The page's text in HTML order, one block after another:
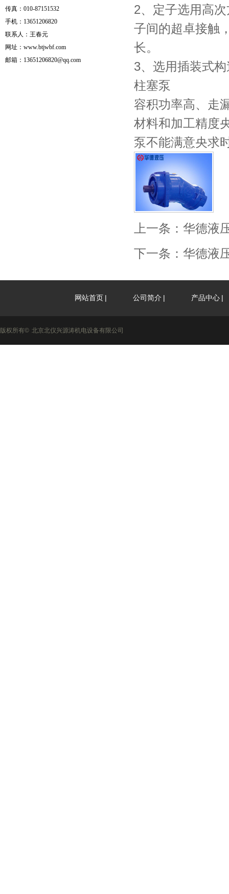
传真：010-87151532
手机：13651206820
联系人：王春元
网址：www.btjwbf.com
邮箱：13651206820@qq.com
2、定子选用高
子间的超卓接触
长。
3、选用插装式
柱塞泵
容积功率高、走
材料和加工精度
泵不能满意央求
上一条： 华德液
下一条： 华德液
网站首页 | 公司简介 | 产品中心 |
版权所有© 北京北仪兴源涛机电设备有限公司